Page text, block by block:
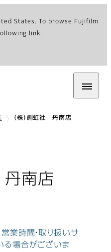
States. To browse Fujifilm
link.
（株）創虹社 丹南店
丹南店
業時間・取り扱いサ
る場合がございま